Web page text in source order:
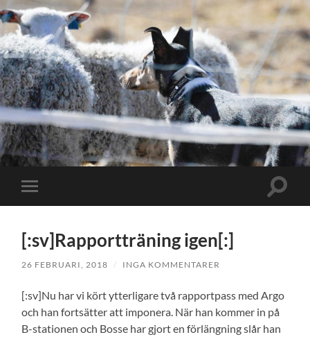
Slå
på/av
Slå
[:sv]Rapportträning igen[:]
26 FEBRUARI, 2018 / INGA KOMMENTARER
[:sv]Nu har vi kört ytterligare två rapportpass med Argo
och han fortsätter att imponera. När han kommer in på
B-stationen och Bosse har gjort en förlängning slår han